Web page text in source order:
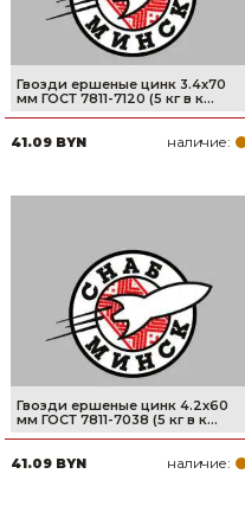
Гвозди ершеные цинк 3.4х70
мм ГОСТ 7811-7120 (5 кг в к...
41.09 BYN наличие:
Гвозди ершеные цинк 4.2х60
мм ГОСТ 7811-7038 (5 кг в к...
41.09 BYN наличие: